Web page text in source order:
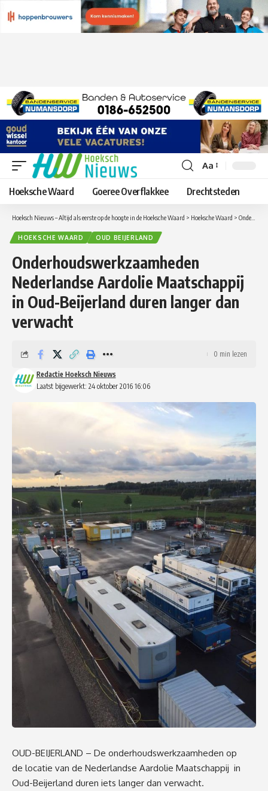
Lettergrootte
aanpassen
Aa
Hoeksche Waard Goeree Overflakkee Drechtsteden
Hoeksch Nieuws – Altijd als eerste op de hoogte in de Hoeksche Waard > Hoeksche Waard > Onderhoudswerkzaamheden Nederlandse Aardolie Maatschappij in Oud-Beijerland duren langer dan verwacht
HOEKSCHE WAARD OUD BEIJERLAND
Onderhoudswerkzaamheden
Nederlandse Aardolie Maatschappij
in Oud-Beijerland duren langer dan
verwacht
Laatst bijgewerkt: 24 oktober 2016 16:06
Redactie Hoeksch Nieuws
0 min lezen
OUD-BEIJERLAND – De onderhoudswerkzaamheden op
de locatie van de Nederlandse Aardolie Maatschappij in
Oud-Beijerland duren iets langer dan verwacht.